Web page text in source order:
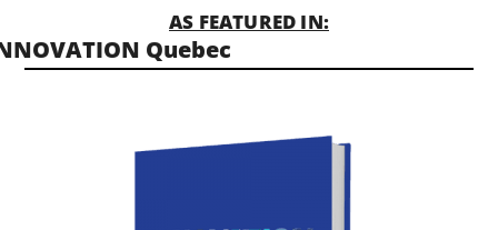
AS FEATURED IN:
Quebec